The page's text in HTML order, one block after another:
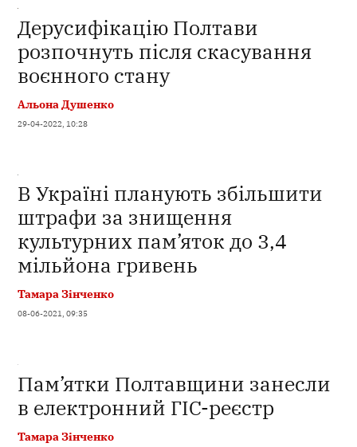
Дерусифікацію Полтави
розпочнуть після скасування
воєнного стану
Альона Душенко
29-04-2022, 10:28
В Україні планують збільшити
штрафи за знищення
культурних пам’яток до 3,4
мільйона гривень
Тамара Зінченко
08-06-2021, 09:35
Пам’ятки Полтавщини занесли
в електронний ГІС-реєстр
Тамара Зінченко